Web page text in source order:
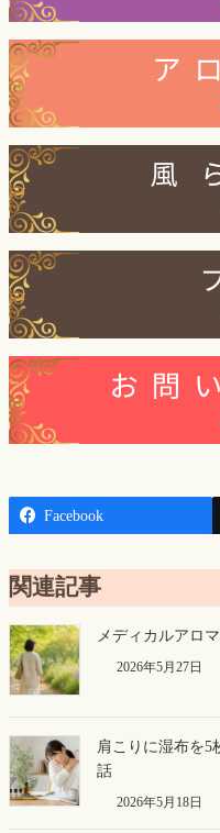
Facebook
関連記事
メディカルアロ
2026年5月27日
肩こりに湿布を5
話
2026年5月18日